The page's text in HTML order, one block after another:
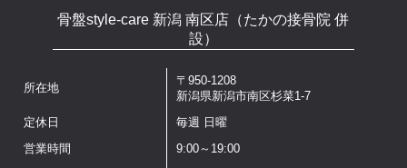
骨盤style-care 新潟 南区店（たかの接骨院 併
設）
所在地
〒950-1208
新潟県新潟市南区杉菜1-7
定休日 毎週 日曜
営業時間 9:00～19:00